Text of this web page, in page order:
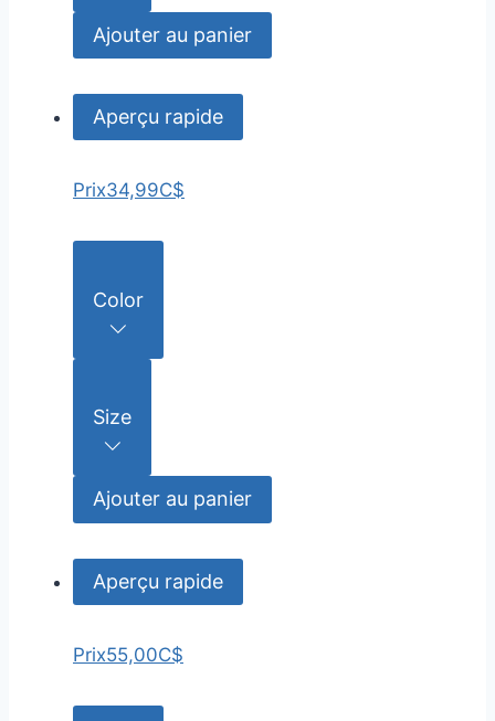
Ajouter au panier
Aperçu rapide
Prix34,99C$
Color
Size
Ajouter au panier
Aperçu rapide
Prix55,00C$